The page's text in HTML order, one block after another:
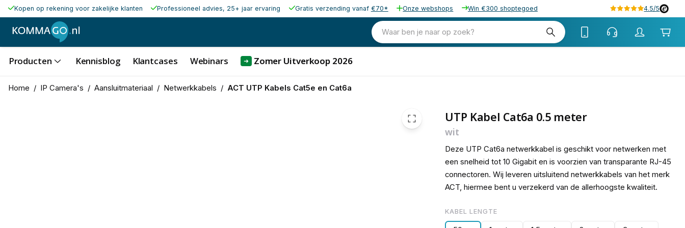
Kopen op rekening voor zakelijke klanten Professioneel advies, 25+ jaar ervaring Gratis verzending vanaf €70* Onze webshops Win €300 shoptegoed 4.5/5
Waar ben je naar op zoek?
Producten Kennisblog Klantcases Webinars ➜ Zomer Uitverkoop 2026
Home / IP Camera's / Aansluitmateriaal / Netwerkkabels / ACT UTP Kabels Cat5e en Cat6a
UTP Kabel Cat6a 0.5 meter
wit
Deze UTP Cat6a netwerkkabel is geschikt voor netwerken met
een snelheid tot 10 Gigabit en is voorzien van transparante RJ-45
connectoren. Wij leveren uitsluitend netwerkkabels van het merk
ACT, hiermee bent u verzekerd van de allerhoogste kwaliteit.
KABEL LENGTE
€ 1,15